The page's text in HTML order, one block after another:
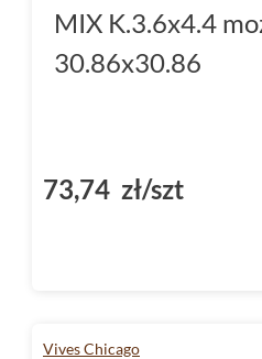
MIX K.3.6x4.4
30.86x30.86
73,74 zł/szt
Vives Chicago